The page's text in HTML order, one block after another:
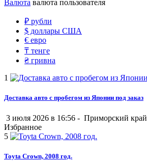
Валюта валюта пользователя
₽ рубли
$ доллары США
€ евро
₸ тенге
₴ гривна
1
Доставка авто с пробегом из Японии под заказ
3 июля 2026 в 16:56 - Приморский край
Избранное
5
Toyta Crown, 2008 год.